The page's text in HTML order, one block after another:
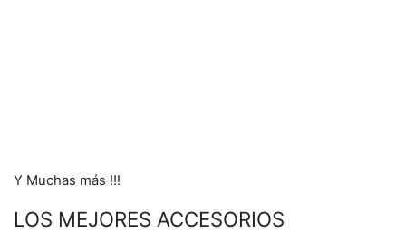
Y Muchas más !!!
LOS MEJORES ACCESORIOS